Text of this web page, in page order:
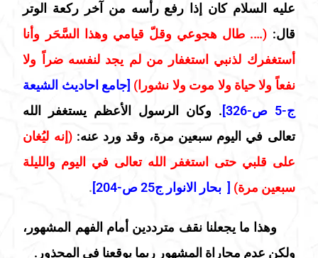
عليه السلام كان إذا رفع رأسه من آخر ركعة الوتر
قال: (…. طال هجوعي وقلّ قيامي وهذا السَّحَر وأنا
أستغفرك لذنبي استغفار من لم يجد لنفسه ضراً ولا
نفعاً ولا حياة ولا موت ولا نشورا) [جامع احاديث الشيعة
ج-5 ص-326
]. وكان الرسول الأعظم يستغفر الله
تعالى في اليوم سبعين مرة، وقد ورد عنه: (إنه ليُغان
على قلبي حتى استغفر الله تعالى في اليوم والليلة
سبعين مرة) [ بحار الانوار ج25 ص-204 ]
.
وهذا ما يجعلنا نقف مترددين أمام الفهم المشهور،
ولكن عدم مجاراة المشهور ربما يوقعنا في المحذور.